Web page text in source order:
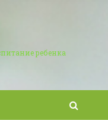
ребенка